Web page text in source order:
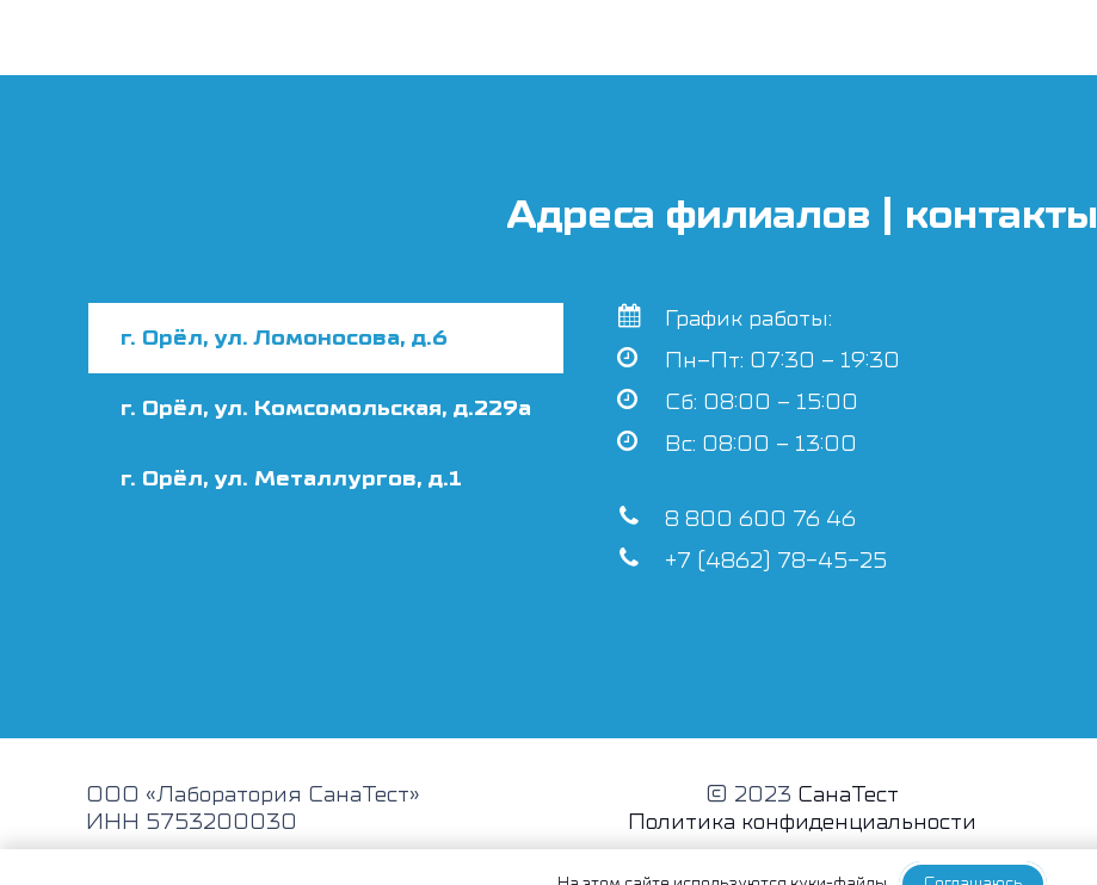
Адреса филиалов | контакты
г. Орёл, ул. Ломоносова, д.6
г. Орёл, ул. Комсомольская, д.229а
г. Орёл, ул. Металлургов, д.1
График работы:
Пн–Пт: 07:30 – 19:30
Сб: 08:00 – 15:00
Вс: 08:00 – 13:00
8 800 600 76 46
+7 (4862) 78-45-25
ООО «Лаборатория СанаТест»
ИНН 5753200030
© 2023 СанаТест
Политика конфиденциальности